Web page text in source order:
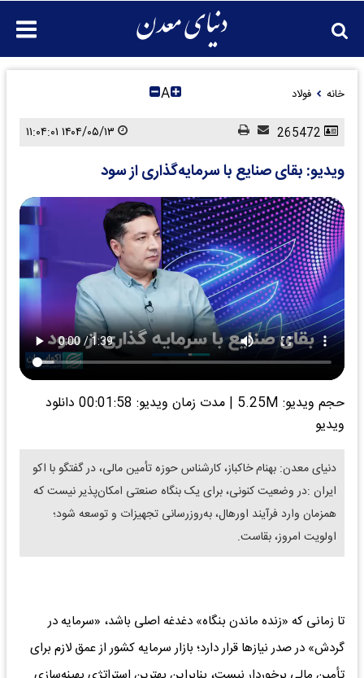
خانه فولاد A
ویدیو: بقای صنایع با سرمایه‌گذاری از سود
حجم ویدیو: 5.25M | مدت زمان ویدیو: 00:01:58
دانلود
ویدیو
دنیای معدن: بهنام خاکباز، کارشناس حوزه تأمین مالی، در گفتگو با اکو
ایران :در وضعیت کنونی، برای یک بنگاه صنعتی امکان‌پذیر نیست که
همزمان وارد فرآیند اورهال، به‌روزرسانی تجهیزات و توسعه شود؛
اولویت امروز، بقاست.
تا زمانی که «زنده ماندن بنگاه» دغدغه اصلی باشد، «سرمایه در
گردش» در صدر نیازها قرار دارد؛ بازار سرمایه کشور از عمق لازم برای